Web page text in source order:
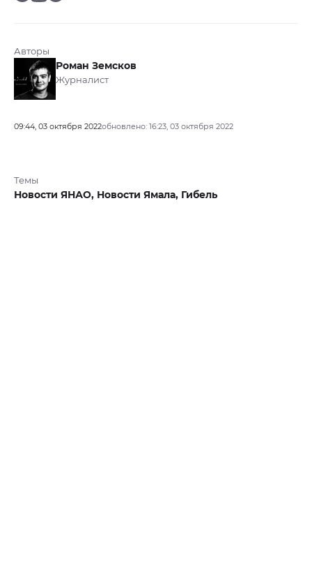
Авторы
Роман Земсков
Журналист
09:44, 03 октября 2022обновлено: 16:23, 03 октября 2022
Темы
Новости ЯНАО, Новости Ямала, Гибель